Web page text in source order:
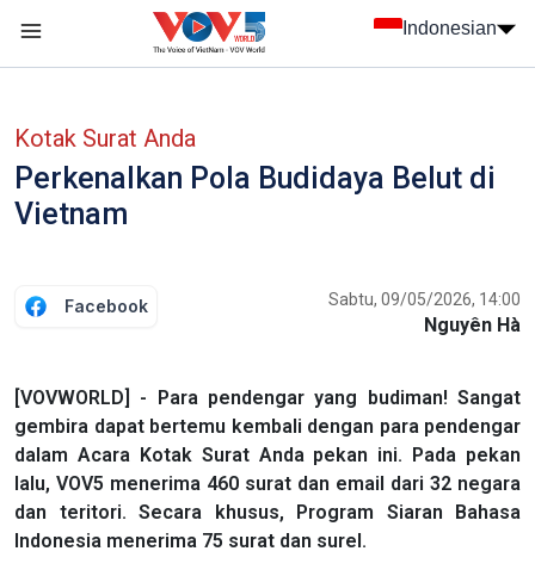
Indonesian
Kotak Surat Anda
Perkenalkan Pola Budidaya Belut di
Vietnam
Facebook Sabtu, 09/05/2026, 14:00
Nguyên Hà
[VOVWORLD] - Para pendengar yang budiman! Sangat
gembira dapat bertemu kembali dengan para pendengar
dalam Acara Kotak Surat Anda pekan ini. Pada pekan
lalu, VOV5 menerima 460 surat dan email dari 32 negara
dan teritori. Secara khusus, Program Siaran Bahasa
Indonesia menerima 75 surat dan surel.